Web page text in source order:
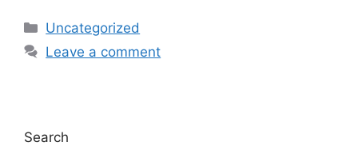
Uncategorized
Leave a comment
Search